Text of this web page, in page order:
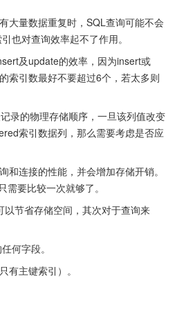
大量数据重复时，SQL查询可能不会
也对查询效率起不了作用。
及update的效率，因为insert或
索引数最好不要超过6个，若太多则
录的物理存储顺序，一旦该列值改变
索引数据列，那么需要考虑是否应
连接的性能，并会增加存储开销。
要比较一次就够了。
节省存储空间，其次对于查询来
何字段。
主键索引）。